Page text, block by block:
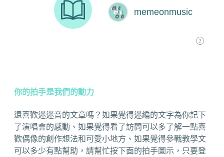
你的拍手是我們的動力
還喜歡迷迷音的文章嗎？如果覺得迷編的文字為你記下
了演唱會的感動、如果覺得看了訪問可以多了解一點喜
歡偶像的創作想法和可愛小地方、如果覺得參戰教學文
可以多少有點幫助，請幫忙按下面的拍手圖示，只要登